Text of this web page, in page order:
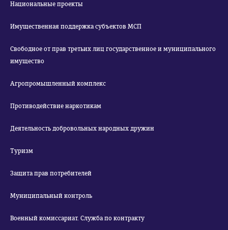
Национальные проекты
Имущественная поддержка субъектов МСП
Свободное от прав третьих лиц государственное и муниципального
имущество
Агропромышленный комплекс
Противодействие наркотикам
Деятельность добровольных народных дружин
Туризм
Защита прав потребителей
Муниципальный контроль
Военный комиссариат. Служба по контракту